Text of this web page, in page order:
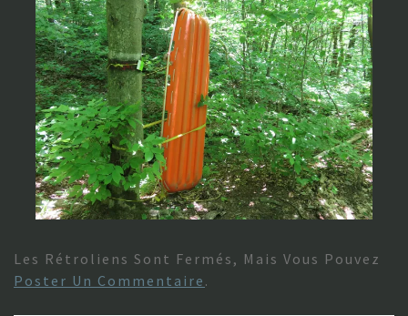
Les Rétroliens Sont Fermés, Mais Vous Pouvez
Poster Un Commentaire .